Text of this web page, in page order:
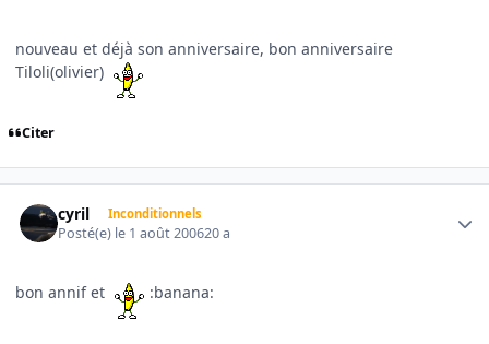
nouveau et déjà son anniversaire, bon anniversaire
Tiloli(olivier)
Citer
cyril Inconditionnels
Posté(e) le 1 août 200620 a
bon annif et :banana: